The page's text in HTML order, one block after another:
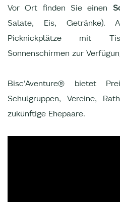
Vor Ort finden Sie einen
Salate, Eis, Getränke).
Picknickplätze mit
Sonnenschirmen zur
Bisc'Aventure® bietet
Schulgruppen, Vereine,
zukünftige Ehepaare.